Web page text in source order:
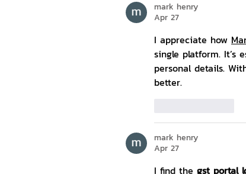
mark henry
Apr 27
I appreciate how
single platform. It’s
personal details.
better.
mark henry
Apr 27
I find the gst portal